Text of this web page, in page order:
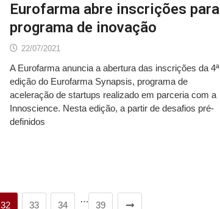
Eurofarma abre inscrições para
programa de inovação
22/07/2021
A Eurofarma anuncia a abertura das inscrições da 4ª
edição do Eurofarma Synapsis, programa de
aceleração de startups realizado em parceria com a
Innoscience. Nesta edição, a partir de desafios pré-
definidos
32 33 34
…
39